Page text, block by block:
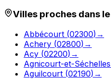
Villes proches dans le
Abbécourt (02300) →
Achery (02800) →
Acy (02200) →
Agnicourt-et-Séchelles
Aguilcourt (02190) →